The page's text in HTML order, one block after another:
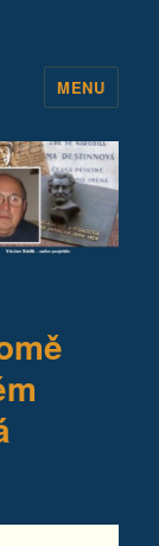
MENU